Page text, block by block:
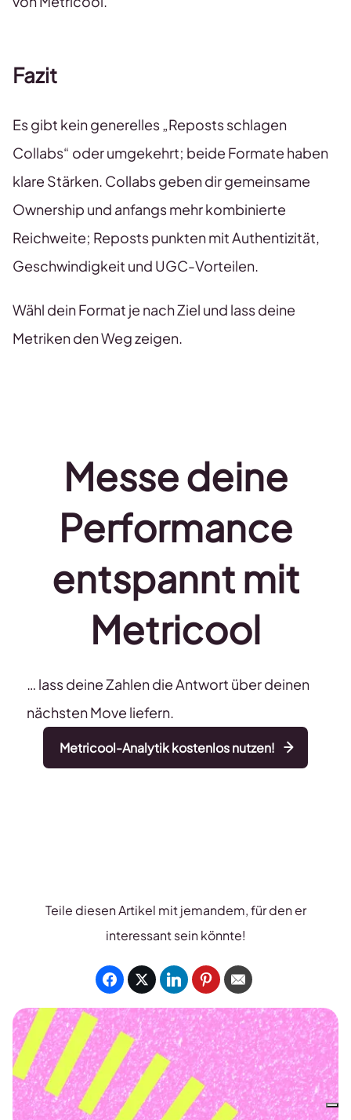
Fazit
Es gibt kein generelles „Reposts schlagen
Collabs“ oder umgekehrt; beide Formate haben
klare Stärken. Collabs geben dir gemeinsame
Ownership und anfangs mehr kombinierte
Reichweite; Reposts punkten mit Authentizität,
Geschwindigkeit und UGC-Vorteilen.
Wähl dein Format je nach Ziel und lass deine
Metriken den Weg zeigen.
Messe deine
Performance
entspannt mit
Metricool
… lass deine Zahlen die Antwort über deinen
nächsten Move liefern.
Metricool-Analytik kostenlos nutzen!
Teile diesen Artikel mit jemandem, für den er
interessant sein könnte!